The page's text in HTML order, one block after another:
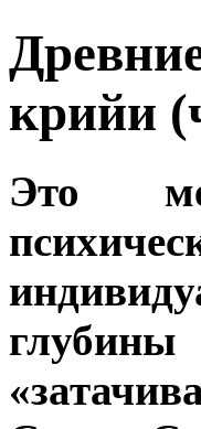
крийи
Это